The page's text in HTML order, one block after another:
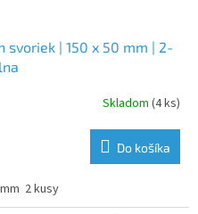
svoriek | 150 x 50 mm | 2-
Skladom (4 ks)
Do košíka
2 kusy